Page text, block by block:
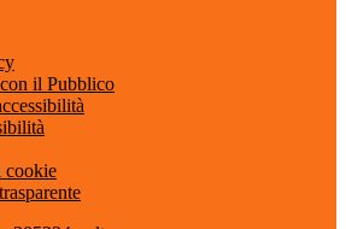
il Pubblico
cookie